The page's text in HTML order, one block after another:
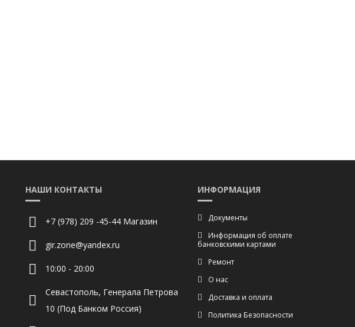
НАШИ КОНТАКТЫ
+7 (978) 209 -45-44 Магазин
gir.zone@yandex.ru
10:00 - 20:00
Севастополь, Генерала Петрова
10 (Под Банком Россия)
ИНФОРМАЦИЯ
Документы
Информация об оплате
банковскими картами
Ремонт
О нас
Доставка и оплата
Политика Безопасности